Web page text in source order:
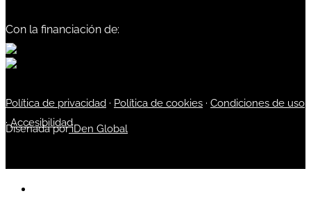
Con la financiación de:
Política de privacidad · Política de cookies · Condiciones de uso
·Accesibilidad
Diseñada poriDen Global